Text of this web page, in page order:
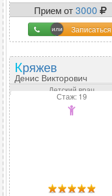
Прием от3000
Записаться
Кряжев
Денис Викторович
Детский врач
Стаж: 19